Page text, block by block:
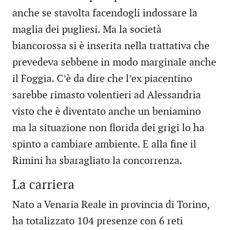
anche se stavolta facendogli indossare la
maglia dei pugliesi. Ma la società
biancorossa si è inserita nella trattativa che
prevedeva sebbene in modo marginale anche
il Foggia. C’è da dire che l’ex piacentino
sarebbe rimasto volentieri ad Alessandria
visto che è diventato anche un beniamino
ma la situazione non florida dei grigi lo ha
spinto a cambiare ambiente. E alla fine il
Rimini ha sbaragliato la concorrenza.
La carriera
Nato a Venaria Reale in provincia di Torino,
ha totalizzato 104 presenze con 6 reti